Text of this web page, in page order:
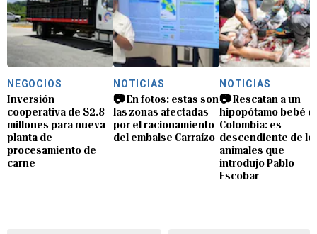
NEGOCIOS
Inversión
cooperativa de $2.8
millones para nueva
planta de
procesamiento de
carne
NOTICIAS
📷 En fotos: estas son
las zonas afectadas
por el racionamiento
del embalse Carraízo
NOTICIAS
📷 Rescatan a un
hipopótamo bebé
Colombia: es
descendiente de
animales que
introdujo Pablo
Escobar